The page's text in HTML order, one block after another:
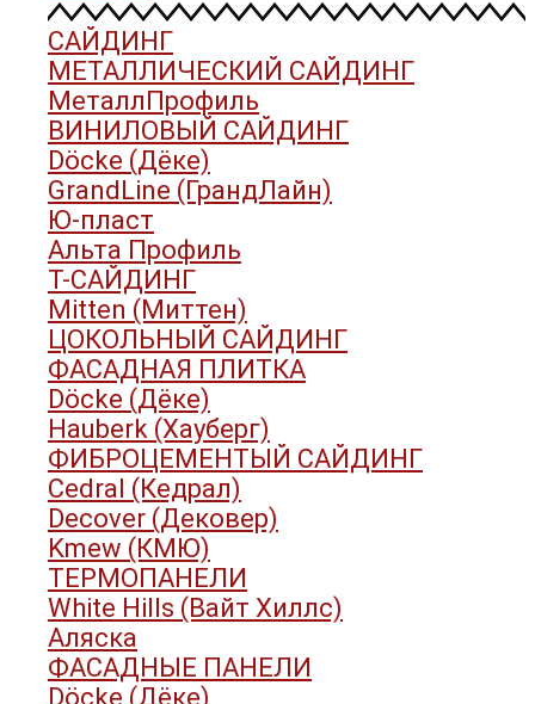
САЙДИНГ
МЕТАЛЛИЧЕСКИЙ САЙДИНГ
МеталлПрофиль
ВИНИЛОВЫЙ САЙДИНГ
Döcke (Дёке)
GrandLine (ГрандЛайн)
Ю-пласт
Альта Профиль
Т-САЙДИНГ
Mitten (Миттен)
ЦОКОЛЬНЫЙ САЙДИНГ
ФАСАДНАЯ ПЛИТКА
Döcke (Дёке)
Hauberk (Хауберг)
ФИБРОЦЕМЕНТЫЙ САЙДИНГ
Cedral (Кедрал)
Decover (Дековер)
Kmew (КМЮ)
ТЕРМОПАНЕЛИ
White Hills (Вайт Хиллс)
Аляска
ФАСАДНЫЕ ПАНЕЛИ
Döcke (Дёке)